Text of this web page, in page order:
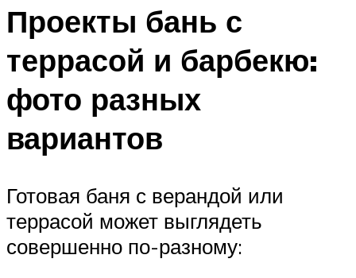
Проекты бань с
террасой и барбекю:
фото разных
вариантов
Готовая баня с верандой или
террасой может выглядеть
совершенно по-разному: